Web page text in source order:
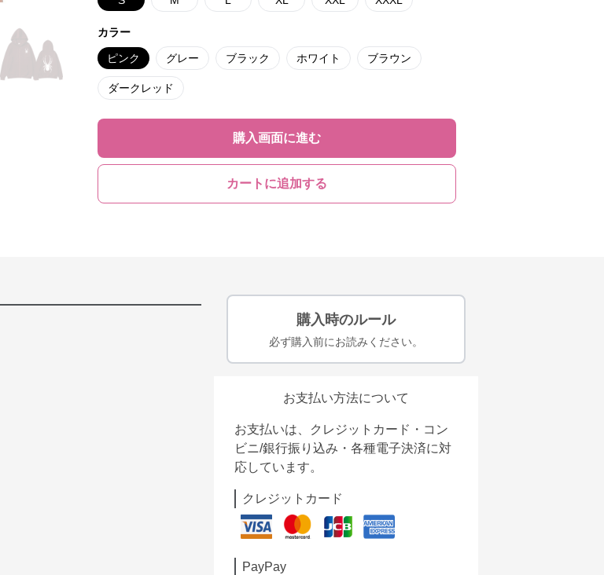
カラー
ピンク グレー ブラック ホワイト ブラウン
ダークレッド
購入画面に進む
カートに追加する
購入時のルール
必ず購入前にお読みください。
お支払い方法について
お支払いは、クレジットカード・コン
ビニ/銀行振り込み・各種電子決済に対
応しています。
クレジットカード
PayPay